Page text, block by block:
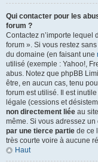
Qui contacter pour les
forum ?
Contactez n’importe lequel
forum ». Si vous restez
du domaine (en faisant une
utilisé (exemple : Yahoo!,
abus. Notez que phpBB
être, en aucun cas, tenu
forum est utilisé. Il est
légale (cessions et
non directement liée au
même. Si vous adressez
par une tierce partie de ce
très courte voire à aucune
Haut